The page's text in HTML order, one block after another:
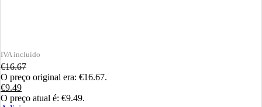
€16.67
O preço original era: €16.67.
€9.49
O preço atual é: €9.49.